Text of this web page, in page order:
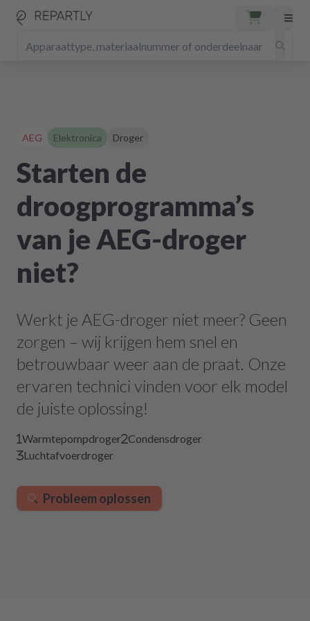
AEG Elektronica Droger
Starten de
droogprogramma’s
van je AEG-droger
niet?
Werkt je AEG-droger niet meer? Geen
zorgen – wij krijgen hem snel en
betrouwbaar weer aan de praat. Onze
ervaren technici vinden voor elk model
de juiste oplossing!
Warmtepompdroger Condensdroger
Luchtafvoerdroger
Probleem oplossen